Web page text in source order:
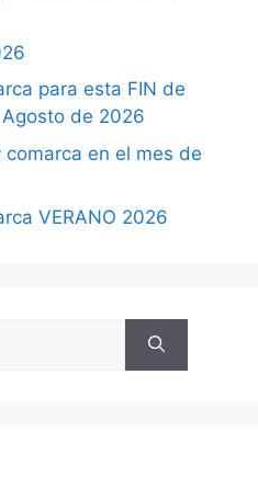
para esta FIN de
de 2026
en el mes de
VERANO 2026